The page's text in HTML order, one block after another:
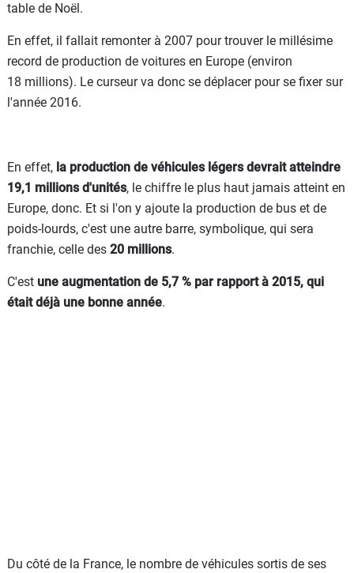
table de Noël.
En effet, il fallait remonter à 2007 pour trouver le millésime
record de production de voitures en Europe (environ
18 millions). Le curseur va donc se déplacer pour se fixer sur
l'année 2016.
En effet, la production de véhicules légers devrait atteindre
19,1 millions d'unités, le chiffre le plus haut jamais atteint en
Europe, donc. Et si l'on y ajoute la production de bus et de
poids-lourds, c'est une autre barre, symbolique, qui sera
franchie, celle des 20 millions.
C'est une augmentation de 5,7 % par rapport à 2015, qui
était déjà une bonne année.
Du côté de la France, le nombre de véhicules sortis de ses